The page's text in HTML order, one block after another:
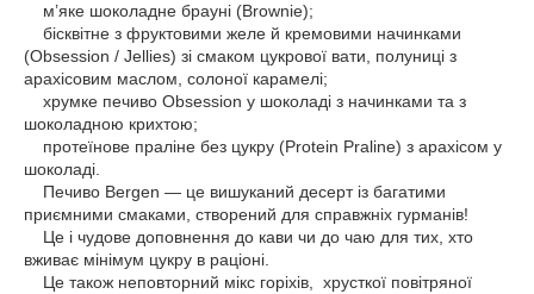
м’яке шоколадне брауні (Brownie);
бісквітне з фруктовими желе й кремовими начинками
(Obsession / Jellies) зі смаком цукрової вати, полуниці з
арахісовим маслом, солоної карамелі;
хрумке печиво Obsession у шоколаді з начинками та з
шоколадною крихтою;
протеїнове праліне без цукру (Protein Praline) з арахісом у
шоколаді.
Печиво Bergen — це вишуканий десерт із багатими
приємними смаками, створений для справжніх гурманів!
Це і чудове доповнення до кави чи до чаю для тих, хто
вживає мінімум цукру в раціоні.
Це також неповторний мікс горіхів, хрусткої повітряної